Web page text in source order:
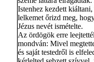
Istenhez kezdett
lelkemet őrizd meg,
Jézus nevét ismételte.
Az ördögök erre
mondván: Mivel
és saját testedről is